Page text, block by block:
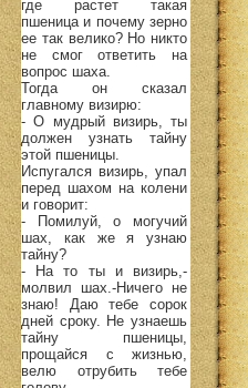
где растет такая
пшеница и почему зерно
ее так велико? Но никто
не смог ответить на
вопрос шаха.
Тогда он сказал
главному визирю:
- О мудрый визирь, ты
должен узнать тайну
этой пшеницы.
Испугался визирь, упал
перед шахом на колени
и говорит:
- Помилуй, о могучий
шах, как же я узнаю
тайну?
- На то ты и визирь,-
молвил шах.-Ничего не
знаю! Даю тебе сорок
дней сроку. Не узнаешь
тайну пшеницы,
прощайся с жизнью,
велю отрубить тебе